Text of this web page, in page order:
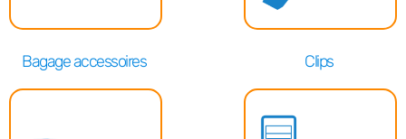
Bagage accessoires Clips